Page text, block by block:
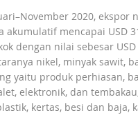
2020, ekspor
akumulatif mencapai USD
dengan nilai sebesar
nikel, minyak sawit,
yaitu produk perhiasan,
elektronik, dan
kertas, besi dan baja,